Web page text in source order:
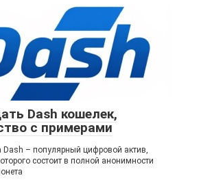
Dash кошелек,
с примерами
Dash – популярный цифровой актив,
состоит в полной анонимности